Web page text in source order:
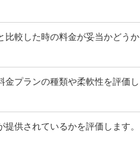
比較した時の料金が妥当かどうか
プランの種類や柔軟性を評価し
供されているかを評価します。